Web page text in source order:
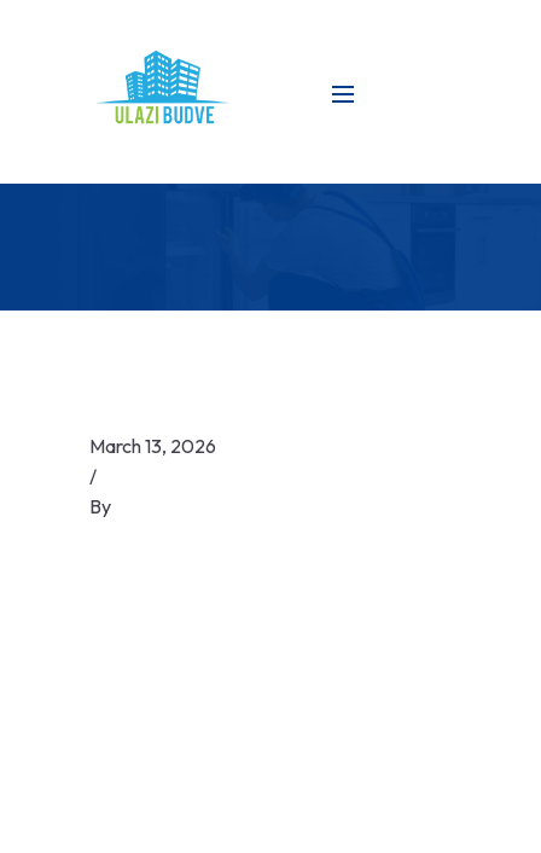
March 13, 2026
/
By